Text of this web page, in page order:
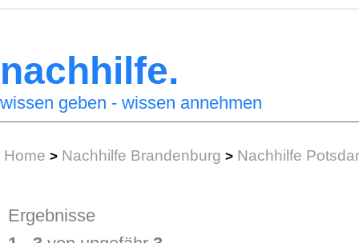
nachhilfe.
wissen geben - wissen annehmen
Home > Nachhilfe Brandenburg > Nachhilfe
Ergebnisse